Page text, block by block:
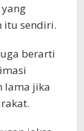
itu sendiri.
berarti
lama jika